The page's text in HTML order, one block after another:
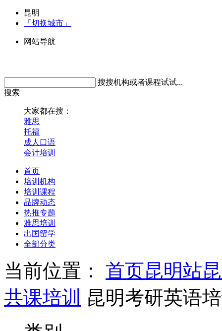
昆明
「切换城市」
网站导航
搜搜机构或者课程试试...
搜索
大家都在搜：
雅思
托福
成人口语
会计培训
首页
培训机构
培训课程
品牌动态
热推专题
雅思培训
出国留学
全部分类
当前位置： 首页昆明站
共课培训
昆明考研英语